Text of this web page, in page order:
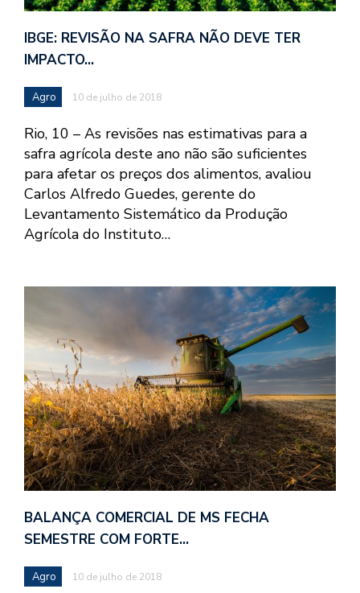
IBGE: REVISÃO NA SAFRA NÃO DEVE TER
IMPACTO…
Agro 10 de julho de 2018
Rio, 10 – As revisões nas estimativas para a
safra agrícola deste ano não são suficientes
para afetar os preços dos alimentos, avaliou
Carlos Alfredo Guedes, gerente do
Levantamento Sistemático da Produção
Agrícola do Instituto…
BALANÇA COMERCIAL DE MS FECHA
SEMESTRE COM FORTE…
Agro 10 de julho de 2018